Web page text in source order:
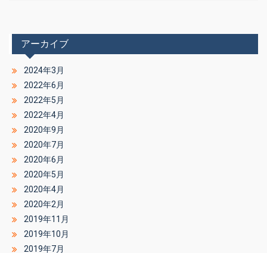
アーカイブ
2024年3月
2022年6月
2022年5月
2022年4月
2020年9月
2020年7月
2020年6月
2020年5月
2020年4月
2020年2月
2019年11月
2019年10月
2019年7月